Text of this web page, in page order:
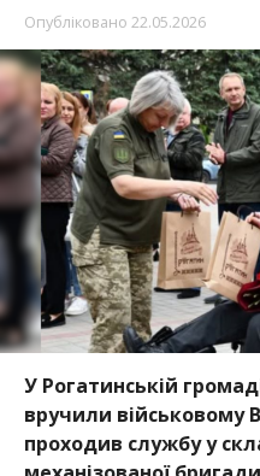
Опубліковано 22.05.2026
У Рогатинській
вручили військовому
проходив службу у